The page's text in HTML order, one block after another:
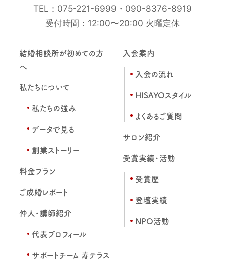
TEL： 075-221-6999 ・ 090-8376-8919
受付時間：12:00〜20:00 火曜定休
結婚相談所が初めての方
へ
私たちについて
私たちの強み
データで見る
創業ストーリー
料金プラン
ご成婚レポート
仲人・講師紹介
代表プロフィール
サポートチーム 寿テラス
入会案内
入会の流れ
HISAYOスタイル
よくあるご質問
サロン紹介
受賞実績・活動
受賞歴
登壇実績
NPO活動